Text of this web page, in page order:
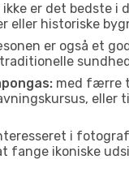
er det bedste i
eller historiske
er også et
med færre
i
ikoniske